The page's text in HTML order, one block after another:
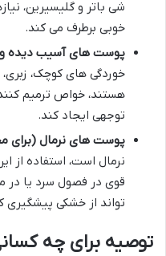
شی باتر و گلیسیرین،
خوبی برطرف می کند.
پوست های آسیب دیده و
خوردگی های کوچک،
هستند، خواص ترمیم
توجهی ایجاد کند.
پوست های نرمال (برای
نرمال است، استفاده از
قوی در فصول سرد یا در
تواند از خشکی پیشگیری
توصیه برای چه